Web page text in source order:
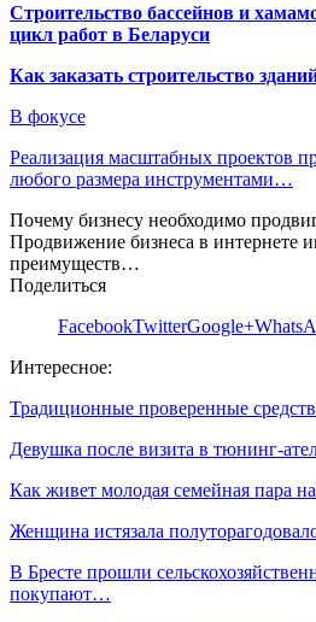
Строительство бассейнов и
цикл работ в Беларуси
Как заказать строительство
В фокусе
Реализация масштабных проектов
любого размера инструментами…
Почему бизнесу необходимо
Продвижение бизнеса в интернете
преимуществ…
Поделиться
FacebookTwitterGoogle+
Интересное:
Традиционные проверенные
Девушка после визита в тюнинг-
Как живет молодая семейная пара
Женщина истязала
В Бресте прошли
покупают…